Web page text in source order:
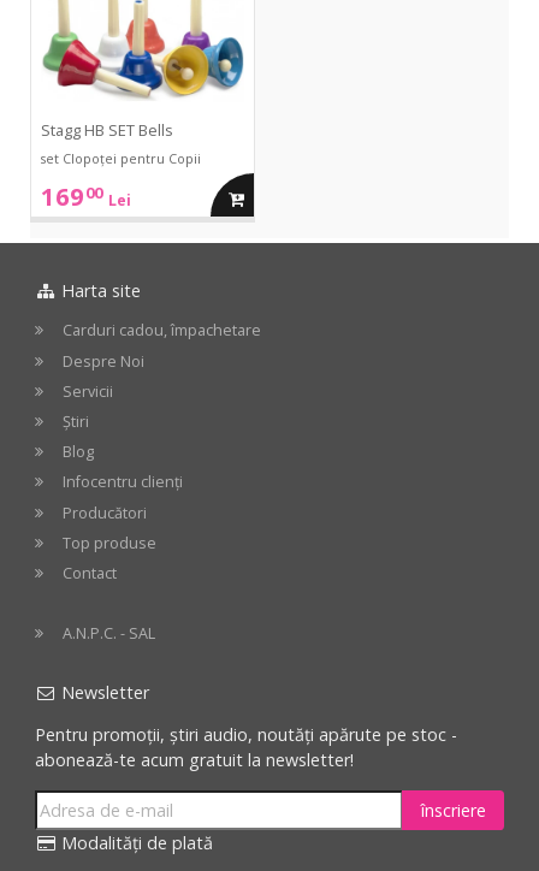
Stagg HB SET Bells
set Clopoței pentru Copii
16900 Lei adauga
in
Harta site
Carduri cadou, împachetare
Despre Noi
Servicii
Știri
Blog
Infocentru clienți
Producători
Top produse
Contact
A.N.P.C. - SAL
Newsletter
Pentru promoții, știri audio, noutăți apărute pe stoc -
abonează-te acum gratuit la newsletter!
înscriere
Modalități de plată